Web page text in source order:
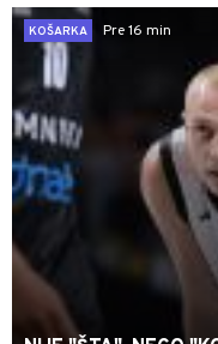
KOŠARKA
Pre 16 min